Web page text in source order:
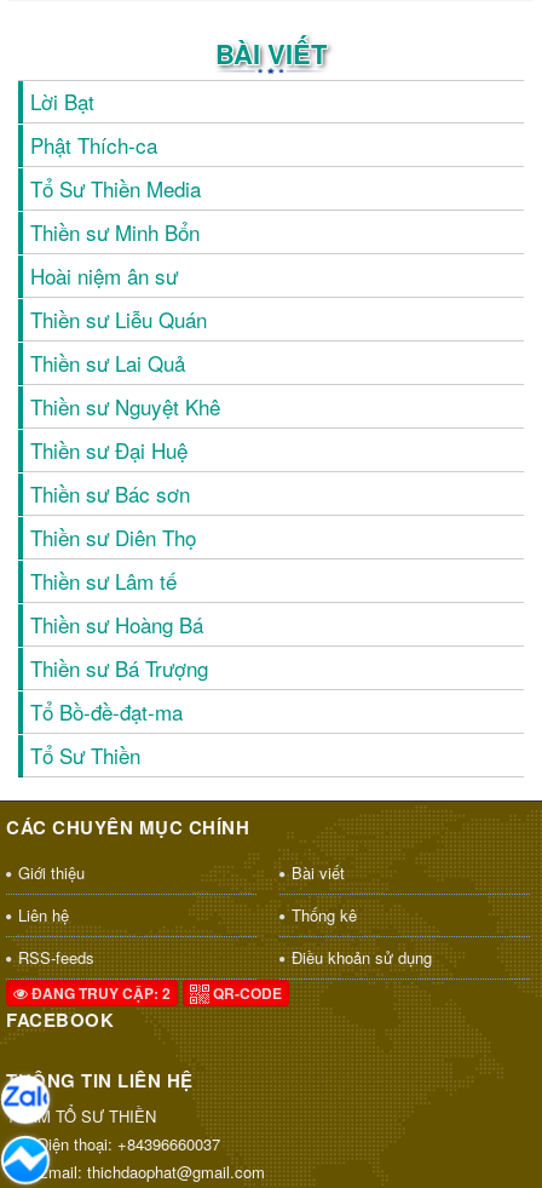
BÀI VIẾT
Lời Bạt
Phật Thích-ca
Tổ Sư Thiền Media
Thiền sư Minh Bổn
Hoài niệm ân sư
Thiền sư Liễu Quán
Thiền sư Lai Quả
Thiền sư Nguyệt Khê
Thiền sư Đại Huệ
Thiền sư Bác sơn
Thiền sư Diên Thọ
Thiền sư Lâm tế
Thiền sư Hoàng Bá
Thiền sư Bá Trượng
Tổ Bồ-đề-đạt-ma
Tổ Sư Thiền
CÁC CHUYÊN MỤC CHÍNH
Giới thiệu
Bài viết
Liên hệ
Thống kê
RSS-feeds
Điều khoản sử dụng
ĐANG TRUY CẬP: 2 QR-CODE
FACEBOOK
THÔNG TIN LIÊN HỆ
THAM TỔ SƯ THIỀN
Điện thoại: +84396660037
Email: thichdaophat@gmail.com